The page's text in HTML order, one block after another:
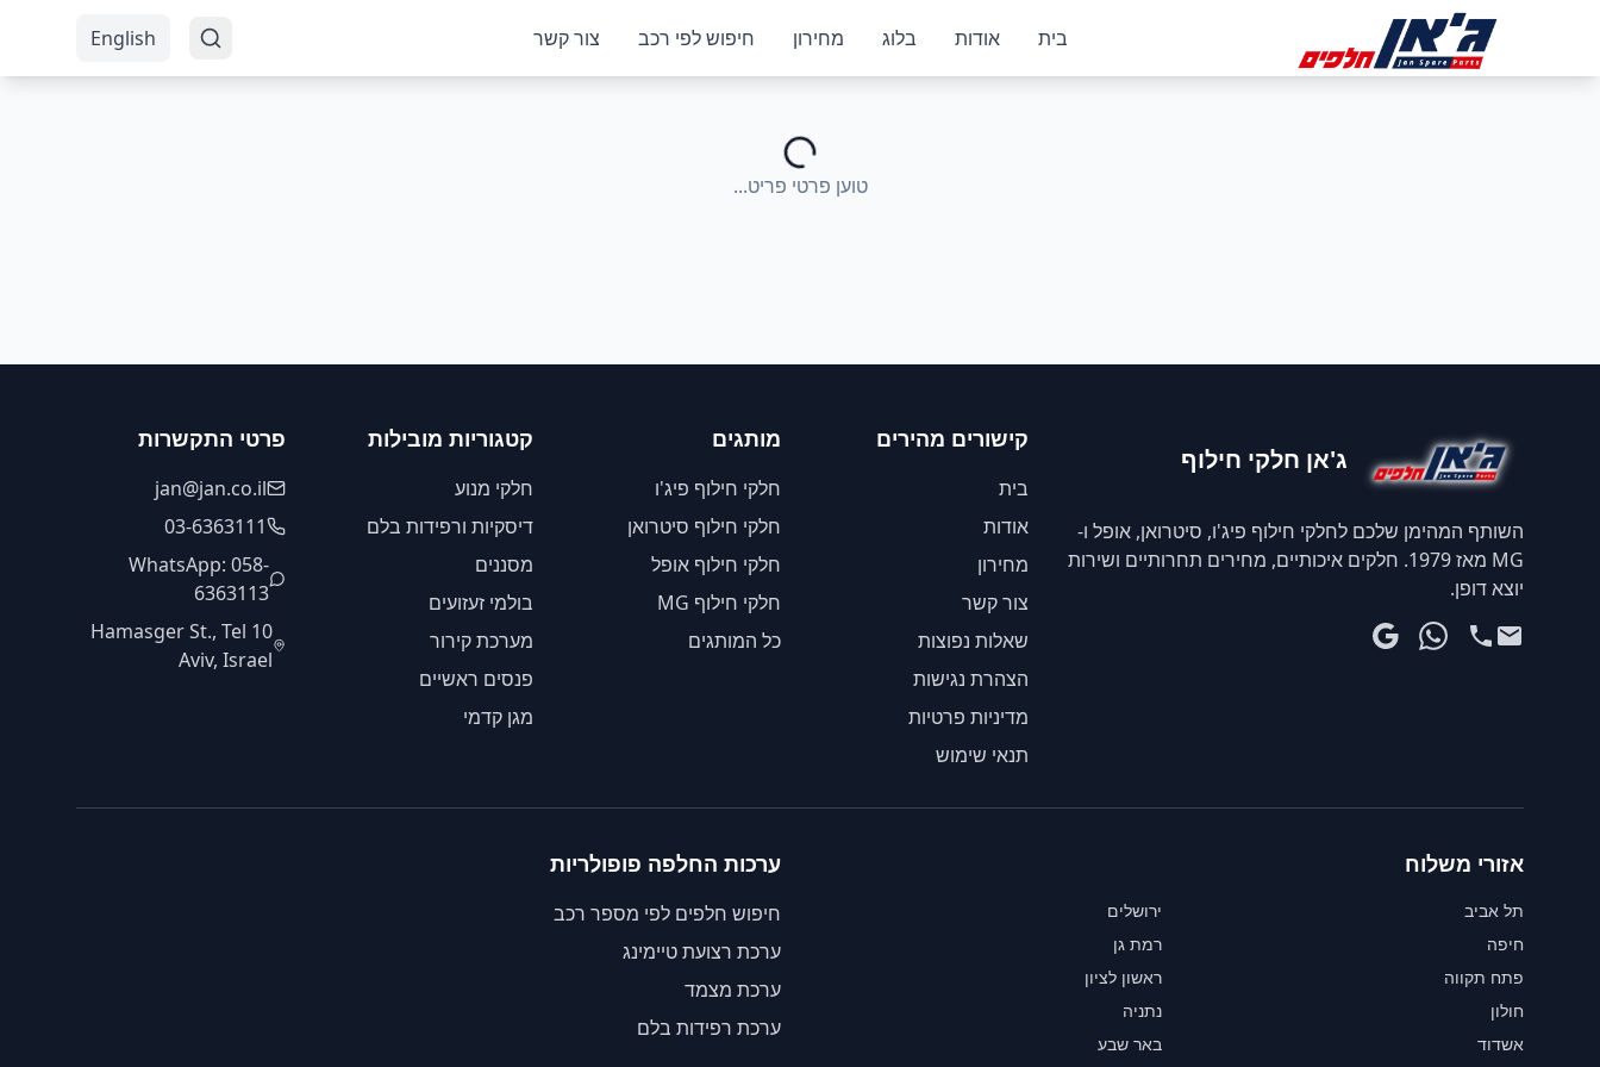
בית
אודות בלוג מחירון חיפוש לפי רכב צור קשר English
טוען פרטי פריט...
ג'אן חלקי חילוף
השותף המהימן שלכם לחלקי חילוף פיג'ו, סיטרואן, אופל ו-
MG מאז 1979. חלקים איכותיים, מחירים תחרותיים ושירות
יוצא דופן.
קישורים מהירים
בית
אודות
מחירון
צור קשר
שאלות נפוצות
הצהרת נגישות
מדיניות פרטיות
תנאי שימוש
מותגים
חלקי חילוף פיג'ו
חלקי חילוף סיטרואן
חלקי חילוף אופל
חלקי חילוף MG
כל המותגים
קטגוריות מובילות
חלקי מנוע
דיסקיות ורפידות בלם
מסננים
בולמי זעזועים
מערכת קירור
פנסים ראשיים
מגן קדמי
פרטי התקשרות
jan@jan.co.il
03-6363111
WhatsApp: 058-
6363113
10 Hamasger St., Tel
Aviv, Israel
אזורי משלוח
תל אביב
ירושלים
חיפה
רמת גן
פתח תקווה
ראשון לציון
חולון
נתניה
אשדוד
באר שבע
ערכות החלפה פופולריות
חיפוש חלפים לפי מספר רכב
ערכת רצועת טיימינג
ערכת מצמד
ערכת רפידות בלם